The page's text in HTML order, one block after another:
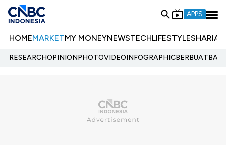
APPS
HOMEMARKETMY MONEYNEWSTECHLIFESTYLESHARIA
RESEARCHOPINIONPHOTOVIDEOINFOGRAPHIC